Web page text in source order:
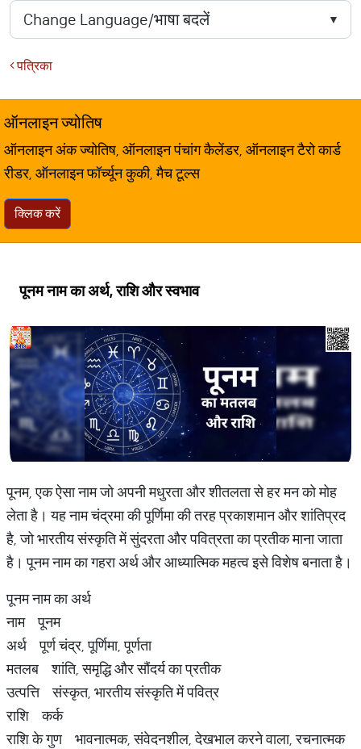
पत्रिका
ऑनलाइन ज्योतिष
ऑनलाइन अंक ज्योतिष, ऑनलाइन पंचांग कैलेंडर, ऑनलाइन टैरो कार्ड
रीडर, ऑनलाइन फॉर्च्यून कुकी, मैच टूल्स
क्लिक करें
पूनम नाम का अर्थ, राशि और स्वभाव
पूनम, एक ऐसा नाम जो अपनी मधुरता और शीतलता से हर मन को मोह
लेता है। यह नाम चंद्रमा की पूर्णिमा की तरह प्रकाशमान और शांतिप्रद
है, जो भारतीय संस्कृति में सुंदरता और पवित्रता का प्रतीक माना जाता
है। पूनम नाम का गहरा अर्थ और आध्यात्मिक महत्व इसे विशेष बनाता है।
पूनम नाम का अर्थ
नाम पूनम
अर्थ पूर्ण चंद्र, पूर्णिमा, पूर्णता
मतलब शांति, समृद्धि और सौंदर्य का प्रतीक
उत्पत्ति संस्कृत, भारतीय संस्कृति में पवित्र
राशि कर्क
राशि के गुण भावनात्मक, संवेदनशील, देखभाल करने वाला, रचनात्मक